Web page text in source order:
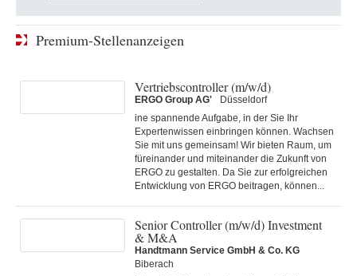
Premium-Stellenanzeigen
Vertriebscontroller (m/w/d)
ERGO Group AG'
Düsseldorf
ine spannende Aufgabe, in der Sie Ihr
Expertenwissen einbringen können. Wachsen
Sie mit uns gemeinsam! Wir bieten Raum, um
füreinander und miteinander die Zukunft von
ERGO zu gestalten. Da Sie zur erfolgreichen
Entwicklung von ERGO beitragen, können...
Senior Controller (m/w/d) Investment
& M&A
Handtmann Service GmbH & Co. KG
Biberach